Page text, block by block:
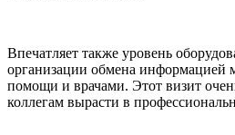
Впечатляет также уровень
организации обмена информацией
помощи и врачами. Этот визит
коллегам вырасти в